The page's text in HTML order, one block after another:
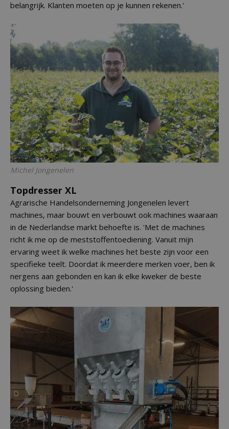
belangrijk. Klanten moeten op je kunnen rekenen.'
Michel Jongenelen
Topdresser XL
Agrarische Handelsonderneming Jongenelen levert
machines, maar bouwt en verbouwt ook machines waaraan
in de Nederlandse markt behoefte is. 'Met de machines
richt ik me op de meststoffentoediening. Vanuit mijn
ervaring weet ik welke machines het beste zijn voor een
specifieke teelt. Doordat ik meerdere merken voer, ben ik
nergens aan gebonden en kan ik elke kweker de beste
oplossing bieden.'